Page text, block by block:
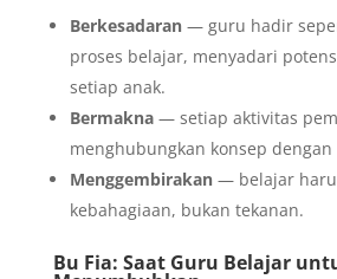
Berkesadaran— guru hadir
proses belajar, menyadari
setiap anak.
Bermakna— setiap aktivitas
menghubungkan konsep
Menggembirakan— belajar
kebahagiaan, bukan tekanan.
Bu Fia: Saat Guru Belajar